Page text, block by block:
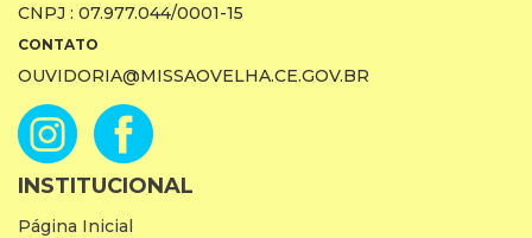
CNPJ : 07.977.044/0001-15
CONTATO
OUVIDORIA@MISSAOVELHA.CE.GOV.BR
INSTITUCIONAL
Página Inicial